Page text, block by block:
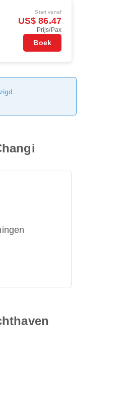
Start vanaf
US$ 86.47
Prijs/Pax
Boek